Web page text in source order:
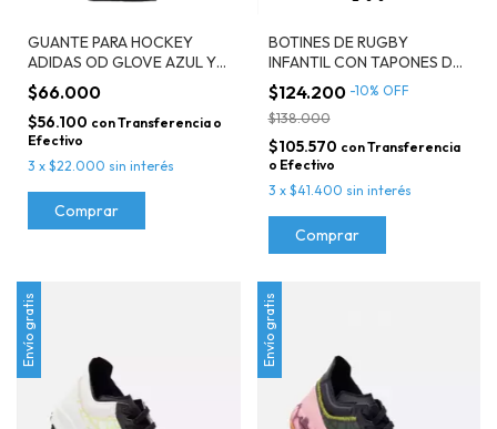
GUANTE PARA HOCKEY
ADIDAS OD GLOVE AZUL Y
BLANCO
$66.000
$56.100 conTransferencia o
Efectivo
3 x $22.000 sin interés
Comprar
BOTINES DE RUGBY
INFANTIL CON TAPONES DE
PLASTICO NIKE JR LEGEND
10 ACADEMY FG/MG
TURQUESA
$124.200 -10% OFF
$138.000
$105.570 conTransferencia
o Efectivo
3 x $41.400 sin interés
Comprar
Envío gratis Envío gratis